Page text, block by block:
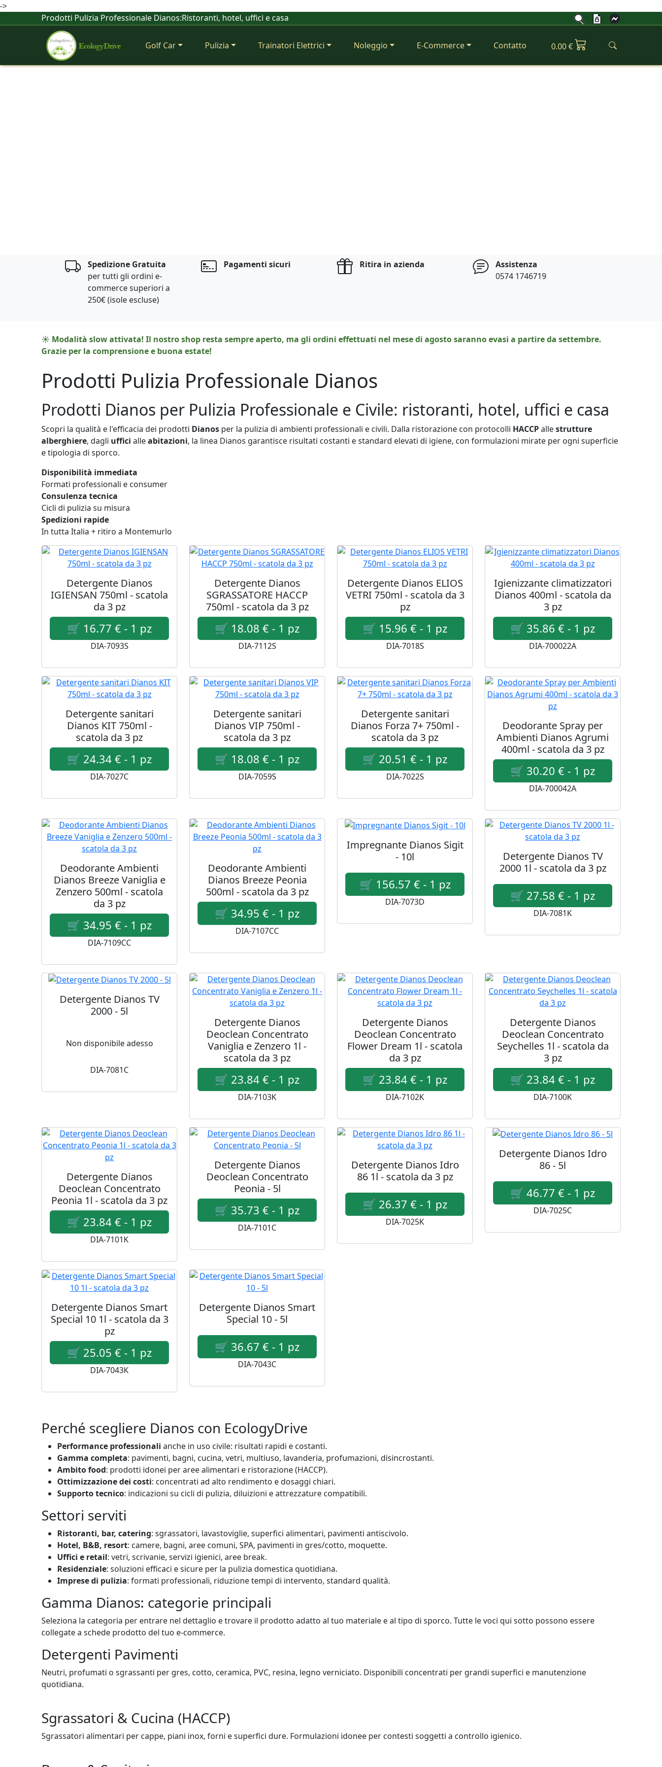
->
Prodotti Pulizia Professionale Dianos:Ristoranti, hotel, uffici e casa
Golf Car Pulizia Trainatori Elettrici Noleggio E-Commerce Contatto 0.00 €
Spedizione Gratuita
per tutti gli ordini e-
commerce superiori a
250€ (isole escluse)
Pagamenti sicuri Ritira in azienda
Assistenza
0574 1746719
☀️ Modalità slow attivata! Il nostro shop resta sempre aperto, ma gli ordini effettuati nel mese di agosto saranno evasi a partire da settembre.
Grazie per la comprensione e buona estate!
Prodotti Pulizia Professionale Dianos
Prodotti Dianos per Pulizia Professionale e Civile: ristoranti, hotel, uffici e casa
Scopri la qualità e l'efficacia dei prodotti Dianos per la pulizia di ambienti professionali e civili. Dalla ristorazione con protocolli HACCPallestrutture
alberghiere, dagli uffici alleabitazioni, la linea Dianos garantisce risultati costanti e standard elevati di igiene, con formulazioni mirate per ogni superficie
e tipologia di sporco.
Disponibilità immediata
Formati professionali e consumer
Consulenza tecnica
Cicli di pulizia su misura
Spedizioni rapide
In tutta Italia + ritiro a Montemurlo
Detergente Dianos
IGIENSAN 750ml - scatola
da 3 pz
DIA-7093S
Detergente Dianos
SGRASSATORE HACCP
750ml - scatola da 3 pz
DIA-7112S
Detergente Dianos ELIOS
VETRI 750ml - scatola da 3
pz
DIA-7018S
Igienizzante climatizzatori
Dianos 400ml - scatola da
3 pz
DIA-700022A
Detergente sanitari
Dianos KIT 750ml -
scatola da 3 pz
DIA-7027C
Detergente sanitari
Dianos VIP 750ml -
scatola da 3 pz
DIA-7059S
Detergente sanitari
Dianos Forza 7+ 750ml -
scatola da 3 pz
DIA-7022S
Deodorante Spray per
Ambienti Dianos Agrumi
400ml - scatola da 3 pz
DIA-700042A
Deodorante Ambienti
Dianos Breeze Vaniglia e
Zenzero 500ml - scatola
da 3 pz
DIA-7109CC
Deodorante Ambienti
Dianos Breeze Peonia
500ml - scatola da 3 pz
DIA-7107CC
Impregnante Dianos Sigit
- 10l
DIA-7073D
Detergente Dianos TV
2000 1l - scatola da 3 pz
DIA-7081K
Detergente Dianos TV
2000 - 5l
Non disponibile adesso
DIA-7081C
Detergente Dianos
Deoclean Concentrato
Vaniglia e Zenzero 1l -
scatola da 3 pz
DIA-7103K
Detergente Dianos
Deoclean Concentrato
Flower Dream 1l - scatola
da 3 pz
DIA-7102K
Detergente Dianos
Deoclean Concentrato
Seychelles 1l - scatola da
3 pz
DIA-7100K
Detergente Dianos
Deoclean Concentrato
Peonia 1l - scatola da 3 pz
DIA-7101K
Detergente Dianos
Deoclean Concentrato
Peonia - 5l
DIA-7101C
Detergente Dianos Idro
86 1l - scatola da 3 pz
DIA-7025K
Detergente Dianos Idro
86 - 5l
DIA-7025C
Detergente Dianos Smart
Special 10 1l - scatola da 3
pz
DIA-7043K
Detergente Dianos Smart
Special 10 - 5l
DIA-7043C
Perché scegliere Dianos con EcologyDrive
Performance professionali anche in uso civile: risultati rapidi e costanti.
Gamma completa: pavimenti, bagni, cucina, vetri, multiuso, lavanderia, profumazioni, disincrostanti.
Ambito food: prodotti idonei per aree alimentari e ristorazione (HACCP).
Ottimizzazione dei costi: concentrati ad alto rendimento e dosaggi chiari.
Supporto tecnico: indicazioni su cicli di pulizia, diluizioni e attrezzature compatibili.
Settori serviti
Ristoranti, bar, catering: sgrassatori, lavastoviglie, superfici alimentari, pavimenti antiscivolo.
Hotel, B&B, resort: camere, bagni, aree comuni, SPA, pavimenti in gres/cotto, moquette.
Uffici e retail: vetri, scrivanie, servizi igienici, aree break.
Residenziale: soluzioni efficaci e sicure per la pulizia domestica quotidiana.
Imprese di pulizia: formati professionali, riduzione tempi di intervento, standard qualità.
Gamma Dianos: categorie principali
Seleziona la categoria per entrare nel dettaglio e trovare il prodotto adatto al tuo materiale e al tipo di sporco. Tutte le voci qui sotto possono essere
collegate a schede prodotto del tuo e-commerce.
Detergenti Pavimenti
Neutri, profumati o sgrassanti per gres, cotto, ceramica, PVC, resina, legno verniciato. Disponibili concentrati per grandi superfici e manutenzione
quotidiana.
Sgrassatori & Cucina (HACCP)
Sgrassatori alimentari per cappe, piani inox, forni e superfici dure. Formulazioni idonee per contesti soggetti a controllo igienico.